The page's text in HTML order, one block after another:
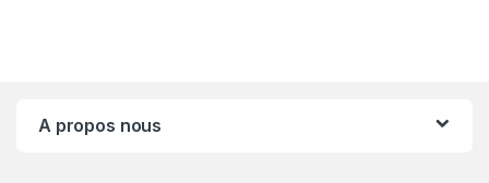
A propos nous